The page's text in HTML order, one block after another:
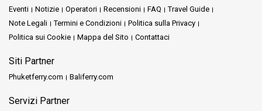
Eventi
Notizie Operatori Recensioni FAQ
Travel Guide
Note Legali
Termini e Condizioni
Politica sulla Privacy
Politica sui Cookie
Mappa del Sito Contattaci
Siti Partner
Phuketferry.com Baliferry.com
Servizi Partner